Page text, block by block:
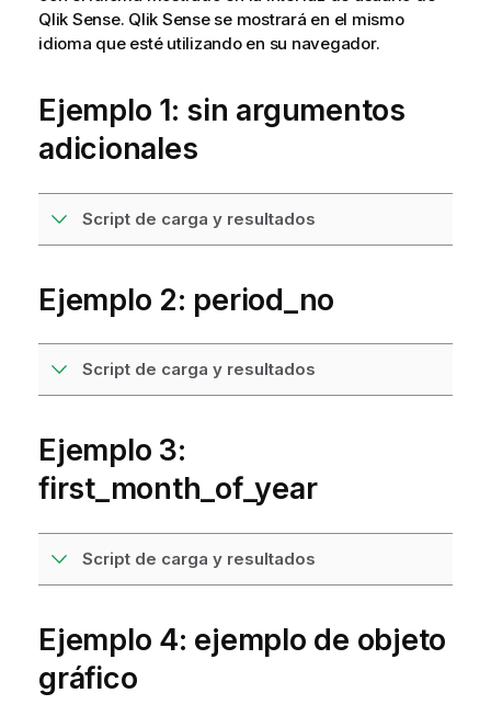
Qlik Sense. Qlik Sensese mostrará en el mismo
idioma que esté utilizando en su navegador.
Ejemplo 1: sin argumentos
adicionales
Script de carga y resultados
Ejemplo 2: period_no
Script de carga y resultados
Ejemplo 3:
first_month_of_year
Script de carga y resultados
Ejemplo 4: ejemplo de objeto
gráfico